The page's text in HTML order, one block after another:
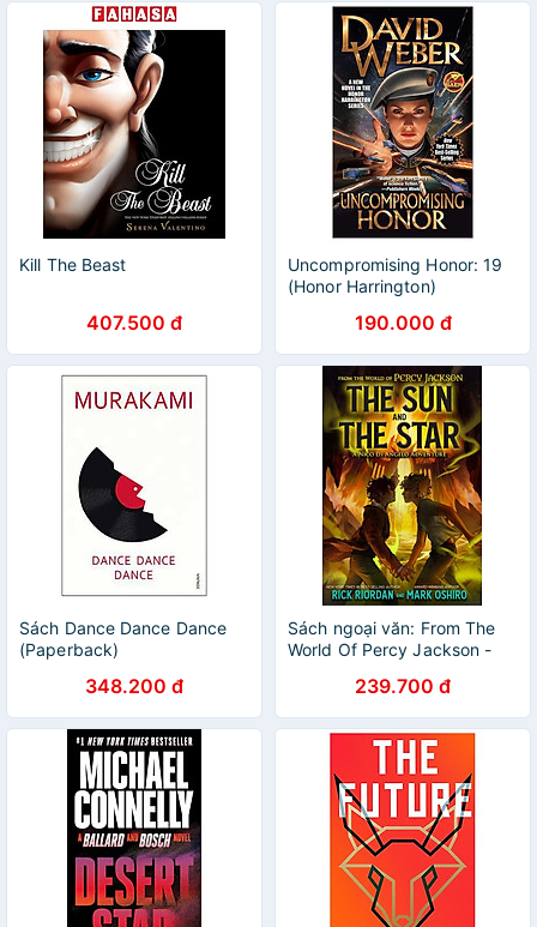
Kill The Beast
407.500 đ
Uncompromising Honor: 19
(Honor Harrington)
190.000 đ
Sách Dance Dance Dance
(Paperback)
348.200 đ
Sách ngoại văn: From The
World Of Percy Jackson -
239.700 đ